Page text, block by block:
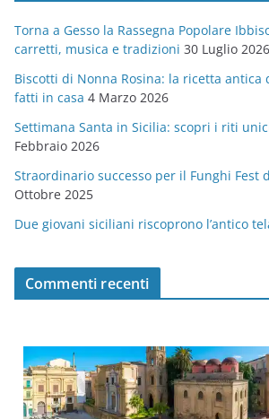
o
r
i
e
Torna a Gesso la Rassegna Popolare
carretti, musica e tradizioni 30 Luglio 2026
Biscotti di Nonna Rosina: la ricetta antica
fatti in casa 4 Marzo 2026
Settimana Santa in Sicilia: scopri i riti
Febbraio 2026
Straordinario successo per il Funghi Fest
Ottobre 2025
Due giovani siciliani riscoprono l’antico
Commenti recenti